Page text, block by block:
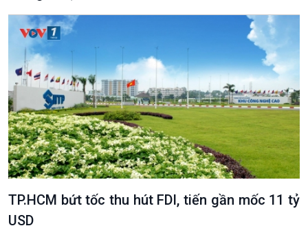
Podcast
Góc nhìn VOV1
Bình luận
10 phút Sự kiện - Luận bàn
Câu chuyện thời sự
Dòng chảy sự kiện
Đối thoại
Diễn đàn chủ nhật
Chuyện đêm
TP.HCM bứt tốc thu hút FDI, tiến gần mốc 11 tỷ
USD